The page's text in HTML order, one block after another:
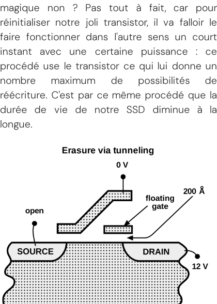
magique non ? Pas tout à fait, car pour
réinitialiser notre joli transistor, il va falloir le
faire fonctionner dans l'autre sens un court
instant avec une certaine puissance : ce
procédé use le transistor ce qui lui donne un
nombre maximum de possibilités de
réécriture. C'est par ce même procédé que la
durée de vie de notre SSD diminue à la
longue.